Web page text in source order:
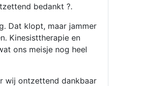
bedankt ?.
Dat klopt, maar jammer
Kinesisttherapie en
ons meisje nog heel
wij ontzettend dankbaar